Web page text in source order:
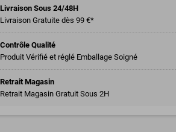
Livraison Sous 24/48H
Livraison Gratuite dès 99 €*
Contrôle Qualité
Produit Vérifié et réglé Emballage Soigné
Retrait Magasin
Retrait Magasin Gratuit Sous 2H